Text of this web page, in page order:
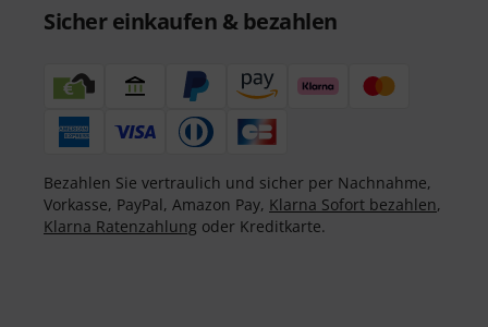
Sicher einkaufen & bezahlen
Bezahlen Sie vertraulich und sicher per Nachnahme,
Vorkasse, PayPal, Amazon Pay, Klarna Sofort bezahlen,
Klarna Ratenzahlung oder Kreditkarte.